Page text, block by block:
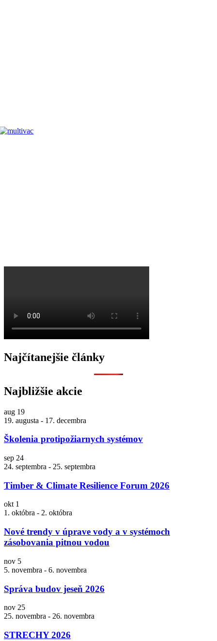
Najčítanejšie články
Najbližšie akcie
aug 19
19. augusta - 17. decembra
Školenia protipožiarnych systémov
sep 24
24. septembra - 25. septembra
Timber & Climate Resilience Forum 2026
okt 1
1. októbra - 2. októbra
Nové trendy v úprave vody a v systémoch
zásobovania pitnou vodou
nov 5
5. novembra - 6. novembra
Správa budov jeseň 2026
nov 25
25. novembra - 26. novembra
STRECHY 2026